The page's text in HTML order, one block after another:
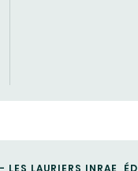
LES LAURIERS INRAE,